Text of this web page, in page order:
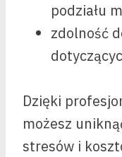
podziału
zdolność
Dzięki
możesz
stresów i